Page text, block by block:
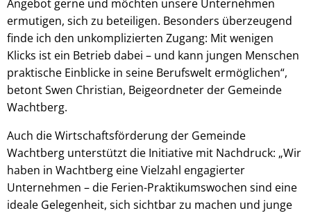
Angebot gerne und möchten unsere Unternehmen
ermutigen, sich zu beteiligen. Besonders überzeugend
finde ich den unkomplizierten Zugang: Mit wenigen
Klicks ist ein Betrieb dabei – und kann jungen Menschen
praktische Einblicke in seine Berufswelt ermöglichen“,
betont Swen Christian, Beigeordneter der Gemeinde
Wachtberg.
Auch die Wirtschaftsförderung der Gemeinde
Wachtberg unterstützt die Initiative mit Nachdruck: „Wir
haben in Wachtberg eine Vielzahl engagierter
Unternehmen – die Ferien-Praktikumswochen sind eine
ideale Gelegenheit, sich sichtbar zu machen und junge